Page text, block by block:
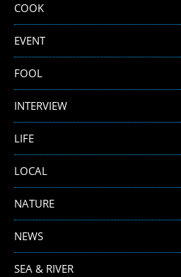
COOK
EVENT
FOOL
INTERVIEW
LIFE
LOCAL
NATURE
NEWS
SEA & RIVER